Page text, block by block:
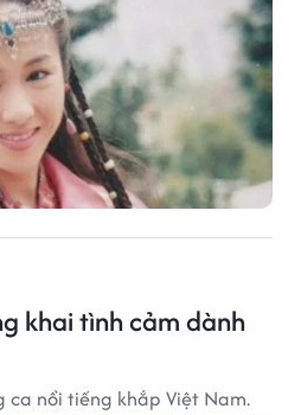
khai tình cảm dành
nổi tiếng khắp Việt Nam.